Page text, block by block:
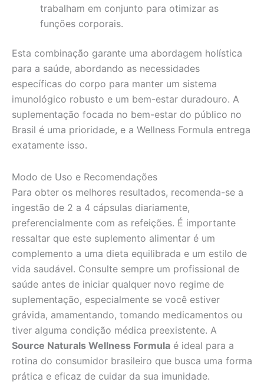
trabalham em conjunto para otimizar as
funções corporais.
Esta combinação garante uma abordagem holística
para a saúde, abordando as necessidades
específicas do corpo para manter um sistema
imunológico robusto e um bem-estar duradouro. A
suplementação focada no bem-estar do público no
Brasil é uma prioridade, e a Wellness Formula entrega
exatamente isso.
Modo de Uso e Recomendações
Para obter os melhores resultados, recomenda-se a
ingestão de 2 a 4 cápsulas diariamente,
preferencialmente com as refeições. É importante
ressaltar que este suplemento alimentar é um
complemento a uma dieta equilibrada e um estilo de
vida saudável. Consulte sempre um profissional de
saúde antes de iniciar qualquer novo regime de
suplementação, especialmente se você estiver
grávida, amamentando, tomando medicamentos ou
tiver alguma condição médica preexistente. A
Source Naturals Wellness Formula é ideal para a
rotina do consumidor brasileiro que busca uma forma
prática e eficaz de cuidar da sua imunidade.